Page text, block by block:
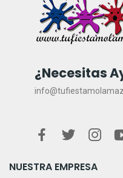
¿Necesitas
NUESTRA EMPRESA